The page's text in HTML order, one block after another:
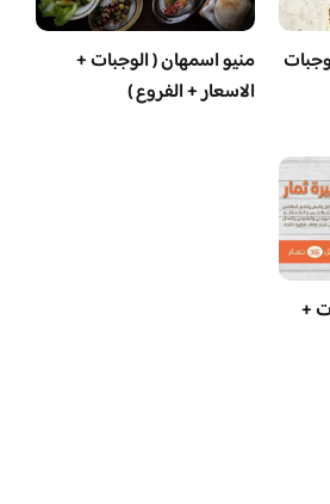
منيو اسمهان ( الوجبات +
الاسعار + الفروع )
+